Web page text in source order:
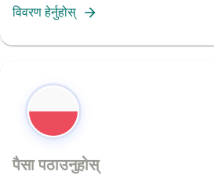
विवरण हेर्नुहोस्
पैसा पठाउनुहोस्